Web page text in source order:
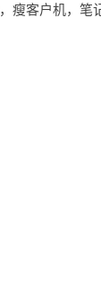
瘦客户机，笔